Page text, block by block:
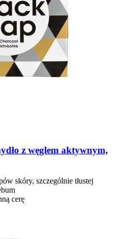
z węglem aktywnym,
skóry, szczególnie tłustej
cerę